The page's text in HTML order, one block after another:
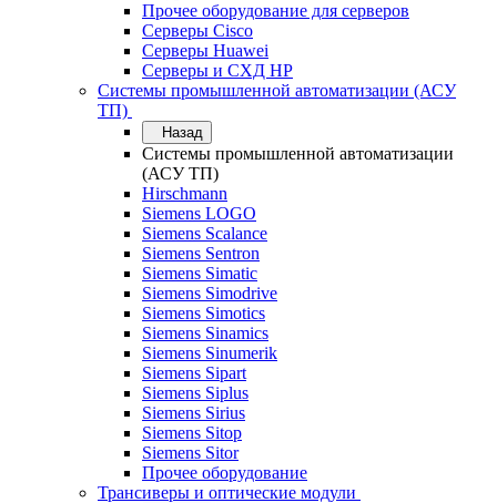
Прочее оборудование для серверов
Серверы Cisco
Серверы Huawei
Серверы и СХД HP
Системы промышленной автоматизации (АСУ
ТП)
Назад
Системы промышленной автоматизации
(АСУ ТП)
Hirschmann
Siemens LOGO
Siemens Scalance
Siemens Sentron
Siemens Simatic
Siemens Simodrive
Siemens Simotics
Siemens Sinamics
Siemens Sinumerik
Siemens Sipart
Siemens Siplus
Siemens Sirius
Siemens Sitop
Siemens Sitor
Прочее оборудование
Трансиверы и оптические модули